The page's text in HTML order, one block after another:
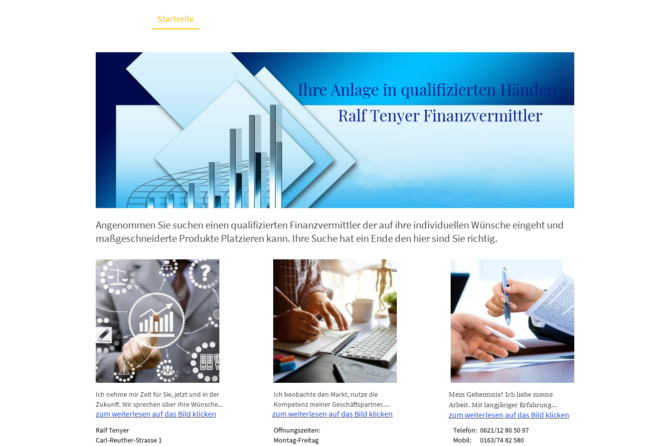
Startseite
Angenommen Sie suchen einen qualifizierten Finanzvermittler der auf ihre individuellen Wünsche eingeht und
maßgeschneiderte Produkte Platzieren kann. Ihre Suche hat ein Ende den hier sind Sie richtig.
Ihre Anlage in qualifizierten Händen
Ich beobachte den Markt, nutze die
Kompetenz meiner Geschäftspartner.....
zum weiterlesen auf das Bild klicken
Ich nehme mir Zeit für Sie, jetzt und in der
Zukunft. Wir sprechen über Ihre Wünsche...
zum weiterlesen auf das Bild klicken
Mein Geheimnis? Ich liebe meine
Arbeit. Mit langjäriger Erfahrung...
zum weiterlesen auf das Bild klicken
Ralf Tenyer
Carl-Reuther-Strasse 1
Öffnungszeiten:
Montag-Freitag
Telefon: 0621/12 80 50 97
Mobil: 0163/74 82 580
Ralf Tenyer Finanzvermittler